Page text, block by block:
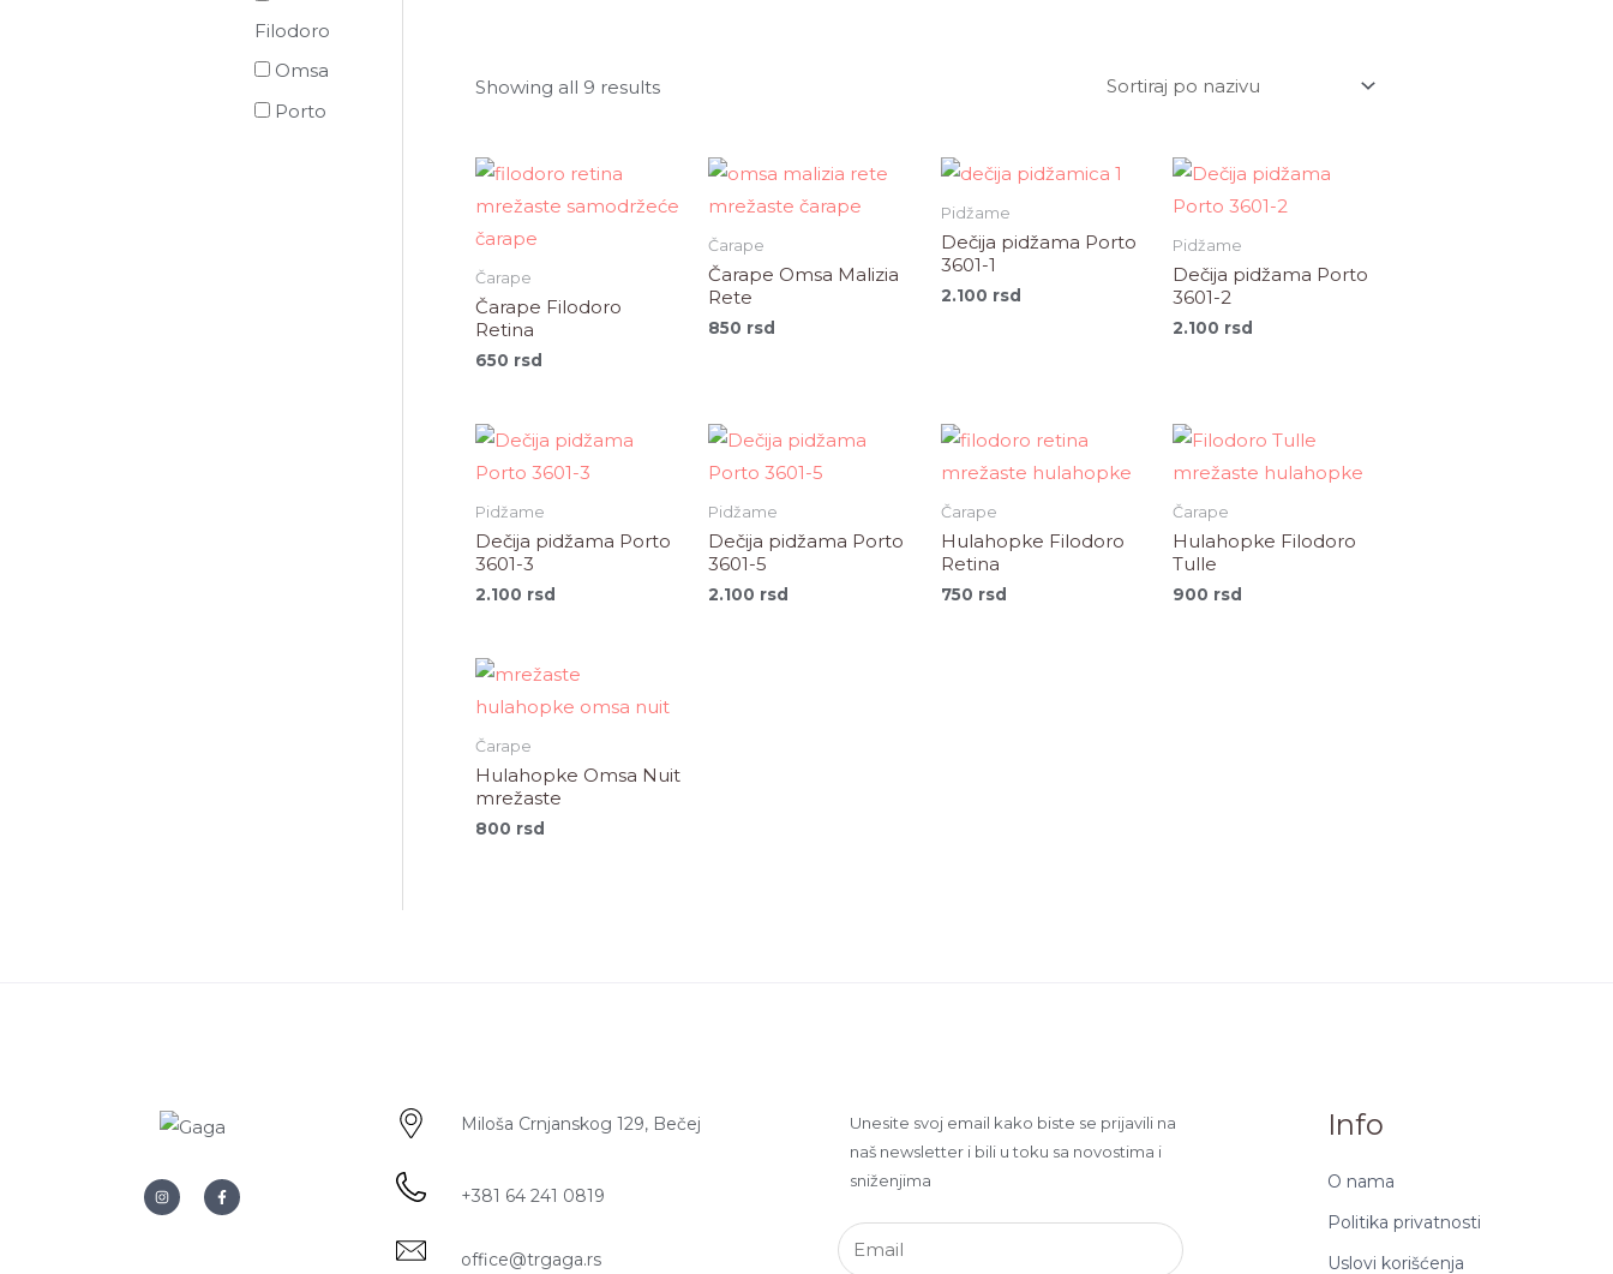
Filodoro
Omsa
Porto
Showing all 9 results
Čarape
Čarape Filodoro
Retina
650 rsd
Čarape
Čarape Omsa Malizia
Rete
850 rsd
Pidžame
Dečija pidžama Porto
3601-1
2.100 rsd
Pidžame
Dečija pidžama Porto
3601-2
2.100 rsd
Pidžame
Dečija pidžama Porto
3601-3
2.100 rsd
Pidžame
Dečija pidžama Porto
3601-5
2.100 rsd
Čarape
Hulahopke Filodoro
Retina
750 rsd
Čarape
Hulahopke Filodoro
Tulle
900 rsd
Čarape
Hulahopke Omsa Nuit
mrežaste
800 rsd
Miloša Crnjanskog 129, Bečej
+381 64 241 0819
office@trgaga.rs
Unesite svoj email kako biste se prijavili na
naš newsletter i bili u toku sa novostima i
sniženjima
Info
O nama
Politika privatnosti
Uslovi korišćenja